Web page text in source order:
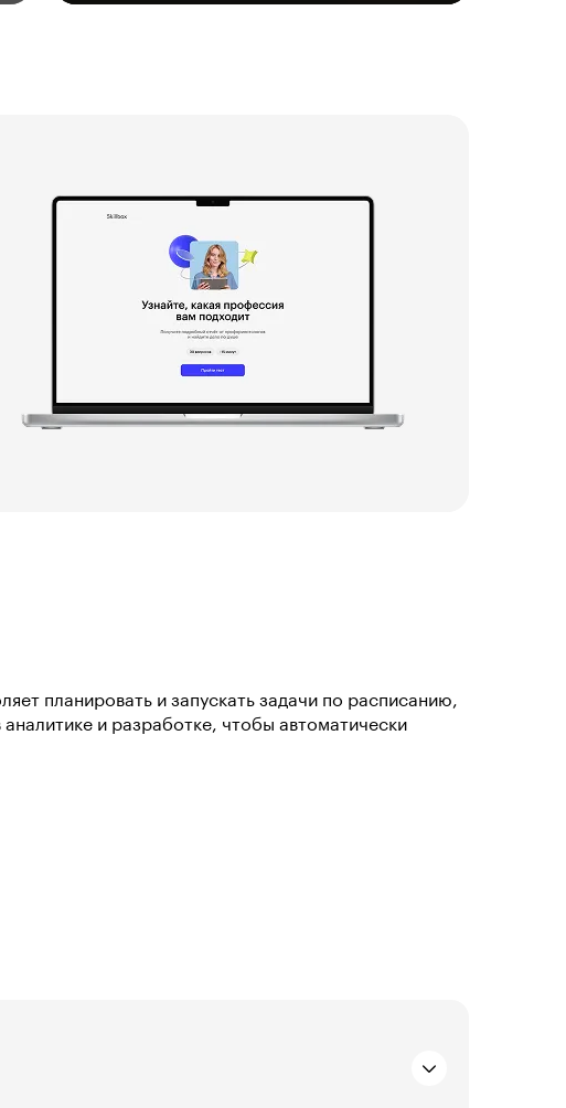
планировать и запускать задачи по расписанию,
и разработке, чтобы автоматически